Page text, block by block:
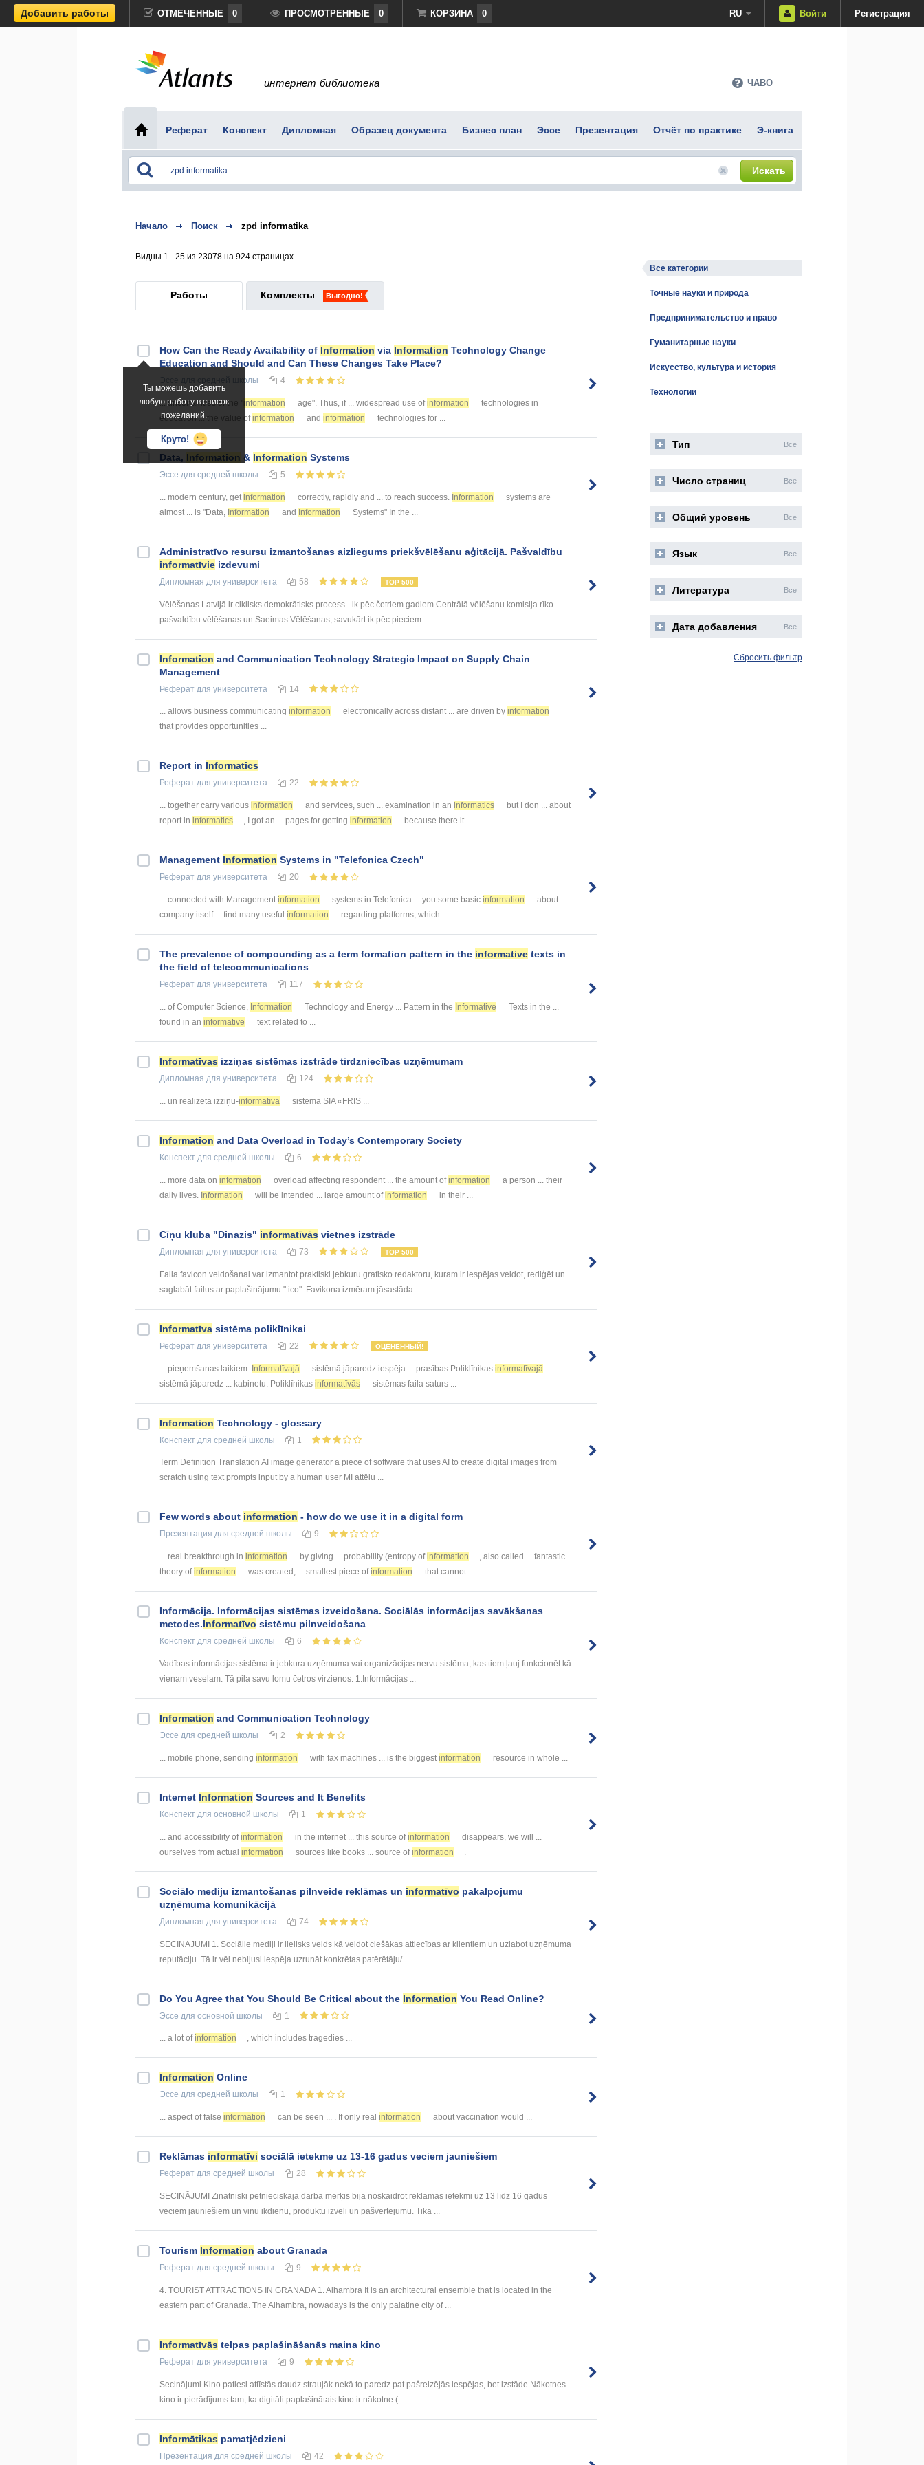
Добавить работы ОТМЕЧЕННЫЕ 0 ПРОСМОТРЕННЫЕ 0 КОРЗИНА 0 RU Войти Регистрация
интернет библиотека ЧАВО
Реферат Конспект Дипломная Образец документа Бизнес план Эссе Презентация Отчёт по практике Э-книга
Искать
Начало Поиск zpd informatika
Видны 1 - 25 из 23078 на 924 страницах
Работы Комплекты Выгодно!
Ты можешь добавить
любую работу в список
пожеланий.
Круто!
How Can the Ready Availability of Information via Information Technology Change
Education and Should and Can These Changes Take Place?
для средней школы 4
... uncertainties of the " information age". Thus, if ... widespread use ofinformation
technologies in
education ... the value ofinformation and information technologies for ...
Data, Information & Information Systems
Эссе для средней школы 5
... modern century, get information correctly, rapidly and ... to reach success. Information
systems are
almost ... is "Data, Information and Information Systems" In the ...
Administratīvo resursu izmantošanas aizliegums priekšvēlēšanu aģitācijā. Pašvaldību
informatīvie izdevumi
Дипломная для университета 58 TOP 500
Vēlēšanas Latvijā ir ciklisks demokrātisks process - ik pēc četriem gadiem Centrālā vēlēšanu komisija rīko
pašvaldību vēlēšanas un Saeimas Vēlēšanas, savukārt ik pēc pieciem ...
Information and Communication Technology Strategic Impact on Supply Chain
Management
Реферат для университета 14
... allows business communicating information electronically across distant ... are driven by information
that provides opportunities ...
Report in Informatics
Реферат для университета 22
... together carry various information and services, such ... examination in an informatics
but I don ... about
report in informatics , I got an ... pages for getting information because there it ...
Management Information Systems in "Telefonica Czech"
Реферат для университета 20
... connected with Managementinformation systems in Telefonica ... you some basic information
about
company itself ... find many useful information regarding platforms, which ...
The prevalence of compounding as a term formation pattern in the informative texts in
the field of telecommunications
Реферат для университета 117
... of Computer Science, Information Technology and Energy ... Pattern in the Informative
Texts in the ...
found in an informative text related to ...
Informatīvas izziņas sistēmas izstrāde tirdzniecības uzņēmumam
Дипломная для университета 124
... un realizēta izziņu-informatīvā sistēma SIA «FRIS ...
Information and Data Overload in Today’s Contemporary Society
Конспект для средней школы 6
... more data on information overload affecting respondent ... the amount ofinformation
a person ... their
daily lives. Information will be intended ... large amount ofinformation in their ...
Cīņu kluba "Dinazis" informatīvās vietnes izstrāde
Дипломная для университета 73 TOP 500
Faila favicon veidošanai var izmantot praktiski jebkuru grafisko redaktoru, kuram ir iespējas veidot, rediģēt un
saglabāt failus ar paplašinājumu ".ico". Favikona izmēram jāsastāda ...
Informatīva sistēma poliklīnikai
Реферат для университета 22 ОЦЕНЕННЫЙ!
... pieņemšanas laikiem. Informatīvajā sistēmā jāparedz iespēja ... prasības Poliklīnikas informatīvajā
sistēmā jāparedz ... kabinetu. Poliklīnikas informatīvās sistēmas faila saturs ...
Information Technology - glossary
Конспект для средней школы 1
Term Definition Translation AI image generator a piece of software that uses AI to create digital images from
scratch using text prompts input by a human user MI attēlu ...
Few words about information - how do we use it in a digital form
Презентация для средней школы 9
... real breakthrough in information by giving ... probability (entropy ofinformation
, also called ... fantastic
theory ofinformation was created, ... smallest piece ofinformation that cannot ...
Informācija. Informācijas sistēmas izveidošana. Sociālās informācijas savākšanas
metodes.Informatīvo sistēmu pilnveidošana
Конспект для средней школы 6
Vadības informācijas sistēma ir jebkura uzņēmuma vai organizācijas nervu sistēma, kas tiem ļauj funkcionēt kā
vienam veselam. Tā pila savu lomu četros virzienos: 1.Informācijas ...
Information and Communication Technology
Эссе для средней школы 2
... mobile phone, sending information with fax machines ... is the biggestinformation resource in whole ...
Internet Information Sources and It Benefits
Конспект для основной школы 1
... and accessibility ofinformation in the internet ... this source ofinformation
disappears, we will ...
ourselves from actual information sources like books ... source ofinformation
Sociālo mediju izmantošanas pilnveide reklāmas un informatīvo pakalpojumu
uzņēmuma komunikācijā
Дипломная для университета 74
SECINĀJUMI 1. Sociālie mediji ir lielisks veids kā veidot ciešākas attiecības ar klientiem un uzlabot uzņēmuma
reputāciju. Tā ir vēl nebijusi iespēja uzrunāt konkrētas patērētāju/ ...
Do You Agree that You Should Be Critical about the Information You Read Online?
Эссе для основной школы 1
... a lot ofinformation , which includes tragedies ...
Information Online
Эссе для средней школы 1
... aspect of false information can be seen ... . If only real information about vaccination would ...
Reklāmas informatīvi sociālā ietekme uz 13-16 gadus veciem jauniešiem
Реферат для средней школы 28
SECINĀJUMI Zinātniski pētnieciskajā darba mērķis bija noskaidrot reklāmas ietekmi uz 13 līdz 16 gadus
veciem jauniešiem un viņu ikdienu, produktu izvēli un pašvērtējumu. Tika ...
Tourism Information about Granada
Реферат для средней школы 9
4. TOURIST ATTRACTIONS IN GRANADA 1. Alhambra It is an architectural ensemble that is located in the
eastern part of Granada. The Alhambra, nowadays is the only palatine city of ...
Informatīvās telpas paplašināšanās maina kino
Реферат для университета 9
Secinājumi Kino patiesi attīstās daudz straujāk nekā to paredz pat pašreizējās iespējas, bet izstāde Nākotnes
kino ir pierādījums tam, ka digitāli paplašinātais kino ir nākotne ( ...
Informātikas pamatjēdzieni
Презентация для средней школы 42
Все категории
Точные науки и природа
Предпринимательство и право
Гуманитарные науки
Искусство, культура и история
Технологии
Тип Все
Число страниц Все
Общий уровень Все
Язык Все
Литература Все
Дата добавления Все
Сбросить фильтр